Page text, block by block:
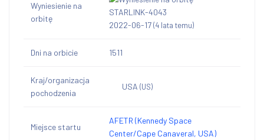
Wyniesienie na
orbitę
2022-06-17(4 lata temu)
Dni na orbicie 1511
Kraj/organizacja
pochodzenia
USA (US)
Miejsce startu
AFETR (Kennedy Space
Center/Cape Canaveral, USA)